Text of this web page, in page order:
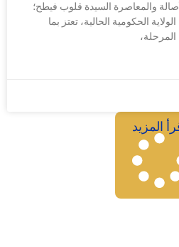
والمعاصرة السيدة قلوب فيطح؛
الحكومية الحالية، تعتز بما
المزيد